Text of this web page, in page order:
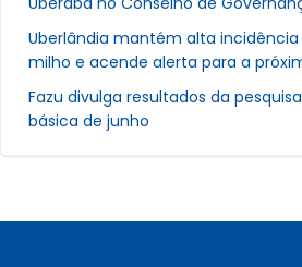
Uberlândia mantém alta
milho e acende alerta para a
Fazu divulga resultados da
básica de junho